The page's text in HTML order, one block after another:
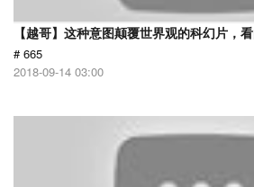
【越哥】这种意图颠覆世界观的科幻片，
# 665
2018-09-14 03:00